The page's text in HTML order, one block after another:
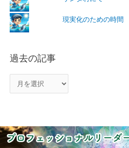
現実化のための時間
過去の記事